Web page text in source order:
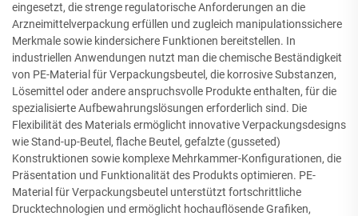
eingesetzt, die strenge regulatorische Anforderungen an die
Arzneimittelverpackung erfüllen und zugleich manipulationssichere
Merkmale sowie kindersichere Funktionen bereitstellen. In
industriellen Anwendungen nutzt man die chemische Beständigkeit
von PE-Material für Verpackungsbeutel, die korrosive Substanzen,
Lösemittel oder andere anspruchsvolle Produkte enthalten, für die
spezialisierte Aufbewahrungslösungen erforderlich sind. Die
Flexibilität des Materials ermöglicht innovative Verpackungsdesigns
wie Stand-up-Beutel, flache Beutel, gefalzte (gusseted)
Konstruktionen sowie komplexe Mehrkammer-Konfigurationen, die
Präsentation und Funktionalität des Produkts optimieren. PE-
Material für Verpackungsbeutel unterstützt fortschrittliche
Drucktechnologien und ermöglicht hochauflösende Grafiken,